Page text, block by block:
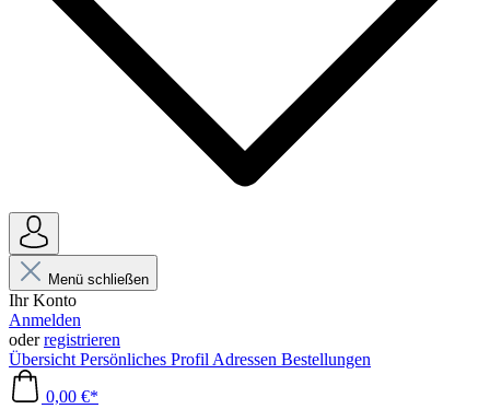
Menü schließen
Ihr Konto
Anmelden
oderregistrieren
Übersicht Persönliches Profil Adressen Bestellungen
0,00 €*